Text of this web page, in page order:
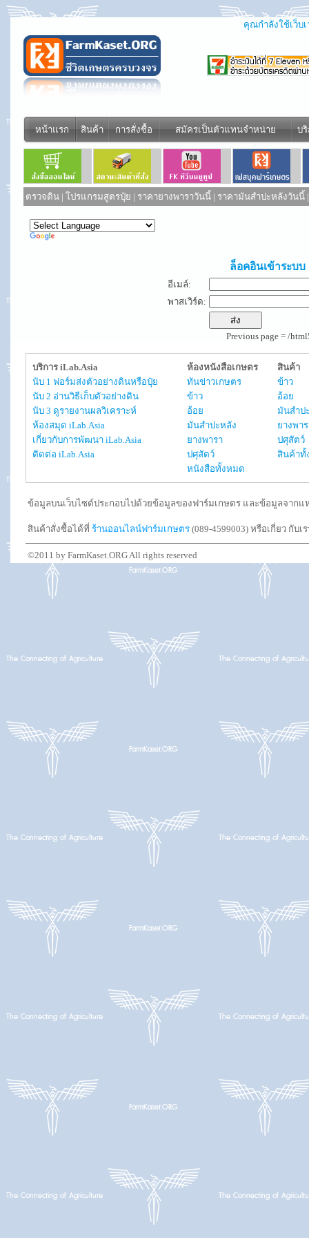
คุณกำลังใช้เว็บ
หน้าแรก สินค้า การสั่งซื้อ สมัครเป็นตัวแทนจำหน่าย บ
ตรวจดิน | โปรแกรมสูตรปุ๋ย | ราคายางพาราวันนี้ | ราคามันสำปะหลังวันนี้
ล็อคอินเข้าระบบ
อีเมล์:
พาสเวิร์ด:
Previous page = /
บริการ iLab.Asia
นับ 1 ฟอร์มส่งตัวอย่างดินหรือปุ๋ย
นับ 2 อ่านวิธีเก็บตัวอย่างดิน
นับ 3 ดูรายงานผลวิเคราะห์
ห้องสมุด iLab.Asia
เกี่ยวกับการพัฒนา iLab.Asia
ติดต่อ iLab.Asia
ห้องหนังสือเกษตร
ทันข่าวเกษตร
ข้าว
อ้อย
มันสำปะหลัง
ยางพารา
ปศุสัตว์
หนังสือทั้งหมด
สินค้า
ข้าว
อ้อย
มันสำป
ยางพา
ปศุสัตว์
สินค้าทั้
ข้อมูลบนเว็บไซต์ประกอบไปด้วยข้อมูลของฟาร์มเกษตร และข้อมูลจาก
สินค้าสั่งซื้อได้ที่ ร้านออนไลน์ฟาร์มเกษตร (089-4599003) หรือเกี่ยว กับเ
©2011 by FarmKaset.ORG All rights reserved